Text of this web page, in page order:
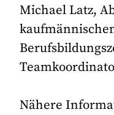
Michael Latz,
Nähere